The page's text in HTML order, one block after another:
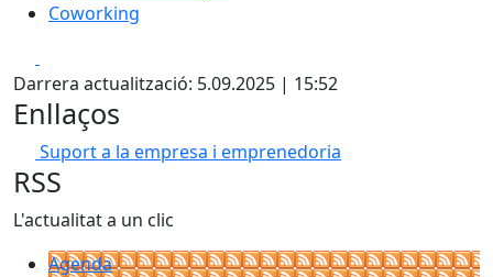
Coworking
Darrera actualització: 5.09.2025 | 15:52
Enllaços
Suport a la empresa i emprenedoria
RSS
L'actualitat a un clic
Agenda